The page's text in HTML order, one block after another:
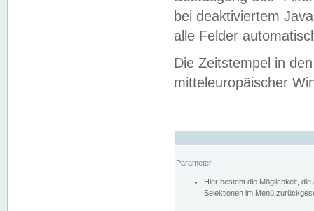
bei deaktiviertem
alle Felder
Die Zeitstempel in
mitteleuropäischer
Parameter
Hier besteht die Möglichkeit,
Selektionen im Menü